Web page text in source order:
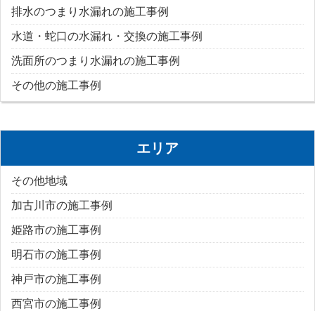
排水のつまり水漏れの施工事例
水道・蛇口の水漏れ・交換の施工事例
洗面所のつまり水漏れの施工事例
その他の施工事例
エリア
その他地域
加古川市の施工事例
姫路市の施工事例
明石市の施工事例
神戸市の施工事例
西宮市の施工事例